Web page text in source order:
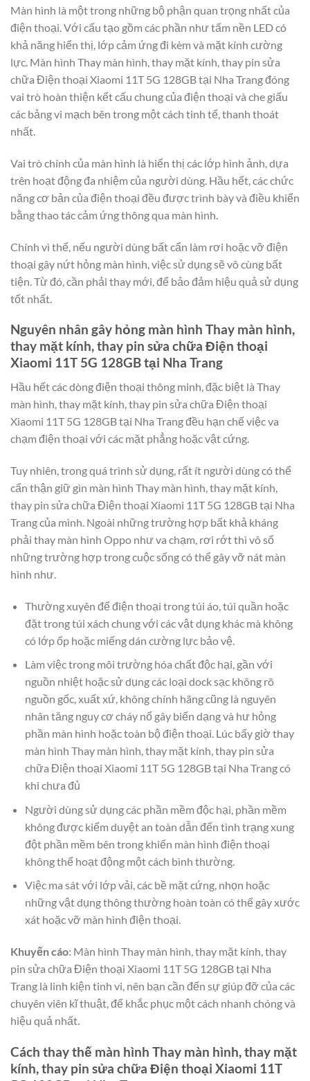
Màn hình là một trong những bộ phận quan trọng nhất của
điện thoại. Với cấu tạo gồm các phần như tấm nền LED có
khả năng hiển thị, lớp cảm ứng đi kèm và mặt kính cường
lực. Màn hình Thay màn hình, thay mặt kính, thay pin sửa
chữa Điện thoại Xiaomi 11T 5G 128GB tại Nha Trang đóng
vai trò hoàn thiện kết cấu chung của điện thoại và che giấu
các bảng vi mạch bên trong một cách tinh tế, thanh thoát
nhất.
Vai trò chính của màn hình là hiển thị các lớp hình ảnh, dựa
trên hoạt động đa nhiệm của người dùng. Hầu hết, các chức
năng cơ bản của điện thoại đều được trình bày và điều khiển
bằng thao tác cảm ứng thông qua màn hình.
Chính vì thế, nếu người dùng bất cẩn làm rơi hoặc vỡ điện
thoại gây nứt hỏng màn hình, việc sử dụng sẽ vô cùng bất
tiện. Từ đó, cần phải thay mới, để bảo đảm hiệu quả sử dụng
tốt nhất.
Nguyên nhân gây hỏng màn hình Thay màn hình,
thay mặt kính, thay pin sửa chữa Điện thoại
Xiaomi 11T 5G 128GB tại Nha Trang
Hầu hết các dòng điện thoại thông minh, đặc biệt là Thay
màn hình, thay mặt kính, thay pin sửa chữa Điện thoại
Xiaomi 11T 5G 128GB tại Nha Trang đều hạn chế việc va
chạm điện thoại với các mặt phẳng hoặc vật cứng.
Tuy nhiên, trong quá trình sử dụng, rất ít người dùng có thể
cẩn thận giữ gìn màn hình Thay màn hình, thay mặt kính,
thay pin sửa chữa Điện thoại Xiaomi 11T 5G 128GB tại Nha
Trang của mình. Ngoài những trường hợp bất khả kháng
phải thay màn hình Oppo như va chạm, rơi rớt thì vô số
những trường hợp trong cuộc sống có thể gây vỡ nát màn
hình như.
Thường xuyên để điện thoại trong túi áo, túi quần hoặc
đặt trong túi xách chung với các vật dụng khác mà không
có lớp ốp hoặc miếng dán cường lực bảo vệ.
Làm việc trong môi trường hóa chất độc hại, gần với
nguồn nhiệt hoặc sử dụng các loại dock sạc không rõ
nguồn gốc, xuất xứ, không chính hãng cũng là nguyên
nhân tăng nguy cơ cháy nổ gây biến dạng và hư hỏng
phần màn hình hoặc toàn bộ điện thoại. Lúc bấy giờ thay
màn hình Thay màn hình, thay mặt kính, thay pin sửa
chữa Điện thoại Xiaomi 11T 5G 128GB tại Nha Trang có
khi chưa đủ
Người dùng sử dụng các phần mềm độc hại, phần mềm
không được kiểm duyệt an toàn dẫn đến tình trạng xung
đột phần mềm bên trong khiến màn hình điện thoại
không thể hoạt động một cách bình thường.
Việc ma sát với lớp vải, các bề mặt cứng, nhọn hoặc
những vật dụng thông thường hoàn toàn có thể gây xước
xát hoặc vỡ màn hình điện thoại.
Khuyến cáo: Màn hình Thay màn hình, thay mặt kính, thay
pin sửa chữa Điện thoại Xiaomi 11T 5G 128GB tại Nha
Trang là linh kiện tinh vi, nên bạn cần đến sự giúp đỡ của các
chuyên viên kĩ thuật, để khắc phục một cách nhanh chóng và
hiệu quả nhất.
Cách thay thế màn hình Thay màn hình, thay mặt
kính, thay pin sửa chữa Điện thoại Xiaomi 11T